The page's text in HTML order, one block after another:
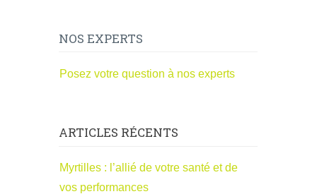
NOS EXPERTS
Posez votre question à nos experts
ARTICLES RÉCENTS
Myrtilles : l’allié de votre santé et de
vos performances